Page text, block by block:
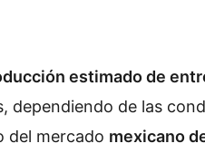
estimado de
dependiendo de las
del mercado mexicano